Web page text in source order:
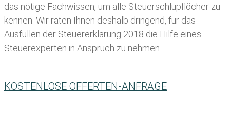
das nötige Fachwissen, um alle Steuerschlupflöcher zu
kennen. Wir raten Ihnen deshalb dringend, für das
Ausfüllen der Steuererklärung 2018 die Hilfe eines
Steuerexperten in Anspruch zu nehmen.
KOSTENLOSE OFFERTEN-ANFRAGE